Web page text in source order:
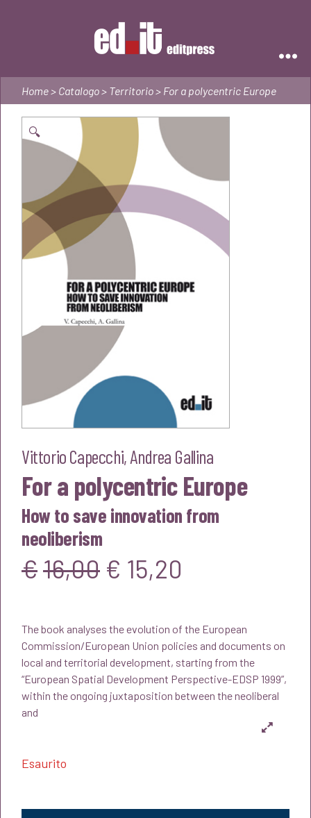
Home> Catalogo> Territorio> For a polycentric Europe
🔍
Vittorio Capecchi,Andrea Gallina
For a polycentric Europe
How to save innovation from
neoliberism
€16,00 Il
originale
era:
€ 15,20
attuale
è:
The book analyses the evolution of the European
Commission/European Union policies and documents on
local and territorial development, starting from the
“European Spatial Development Perspective-EDSP 1999”,
within the ongoing juxtaposition between the neoliberal
and
Esaurito